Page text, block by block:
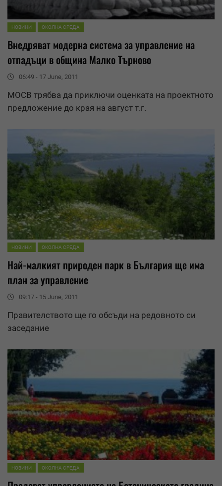
НОВИНИ ОКОЛНА СРЕДА
Внедряват модерна система зауправление на
отпадъци в община Малко Търново
06:49 - 17 June, 2011
МОСВ трябва да приключи оценката на проектното
предложение до края на август т.г.
НОВИНИ ОКОЛНА СРЕДА
Най-малкият природен парк в България ще има
план зауправление
09:17 - 15 June, 2011
Правителството ще го обсъди на редовното си
заседание
НОВИНИ ОКОЛНА СРЕДА